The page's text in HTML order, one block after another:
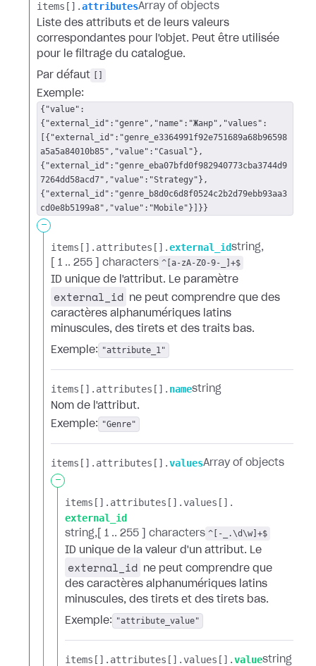
items[].​attributesArray of objects
Liste des attributs et de leurs valeurs
correspondantes pour l'objet. Peut être utilisée
pour le filtrage du catalogue.
Par défaut
Exemple:
{"value":
{"external_id":"genre","name":"Жанр","values":
[{"external_id":"genre_e3364991f92e751689a68b96598
a5a5a84010b85","value":"Casual"},
{"external_id":"genre_eba07bfd0f982940773cba3744d9
7264dd58acd7","value":"Strategy"},
{"external_id":"genre_b8d0c6d8f0524c2b2d79ebb93aa3
cd0e8b5199a8","value":"Mobile"}]}}
-
items[].​ attributes[].​external_idstring
[ 1 .. 255 ] characters ^[a-zA-Z0-9-_]+$
ID unique de l'attribut. Le paramètre
external_id
ne peut comprendre que des
caractères alphanumériques latins
minuscules, des tirets et des traits bas.
Exemple: "attribute_1"
items[].​ attributes[].​ namestring
Nom de l'attribut.
Exemple: "Genre"
items[].​ attributes[].​valuesArray of objects
-
items[].​ attributes[].​values[].​
external_id
string [ 1 .. 255 ] characters ^[-_.\d\w]+$
ID unique de la valeur d'un attribut. Le
external_id
ne peut comprendre que
des caractères alphanumériques latins
minuscules, des tirets et des tirets bas.
Exemple: "attribute_value"
items[].​ attributes[].​values[].​valuestring